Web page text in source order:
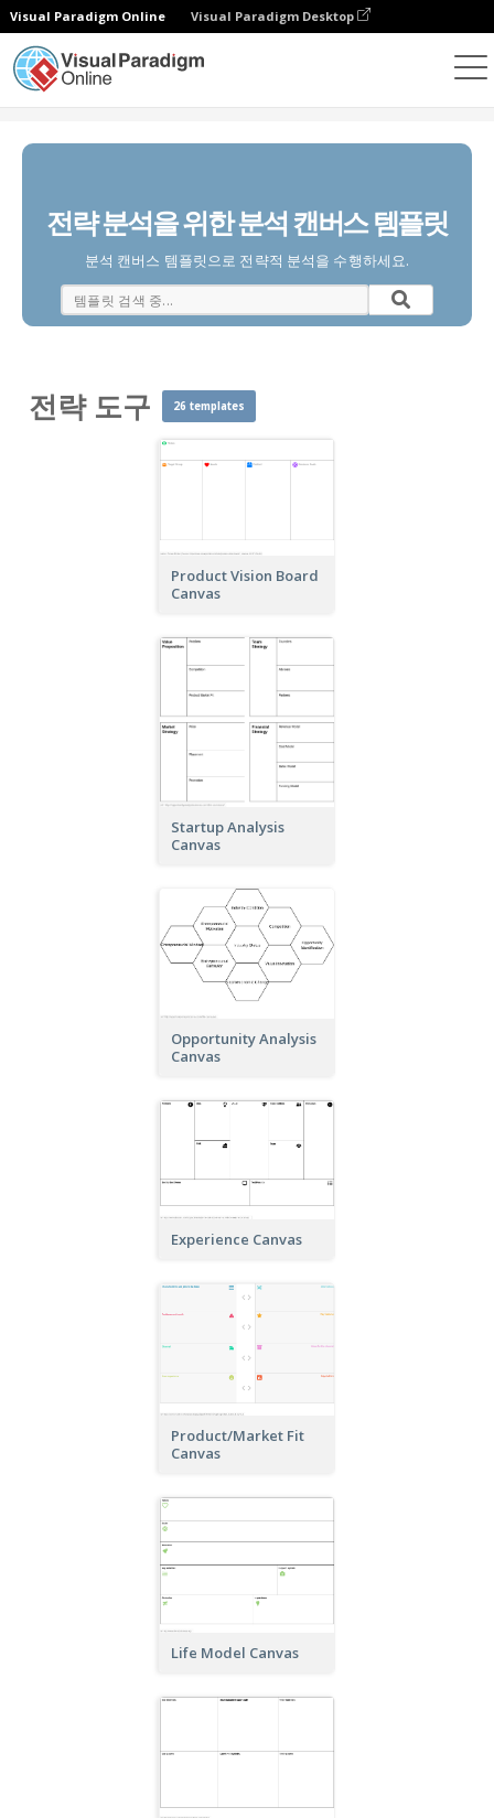
Visual Paradigm Online Visual Paradigm Desktop
전략 분석을 위한 분석 캔버스 템플릿
분석 캔버스 템플릿으로 전략적 분석을 수행하세요.
전략 도구 26 templates
Product Vision Board
Canvas
Startup Analysis
Canvas
Opportunity Analysis
Canvas
Experience Canvas
Product/Market Fit
Canvas
Life Model Canvas